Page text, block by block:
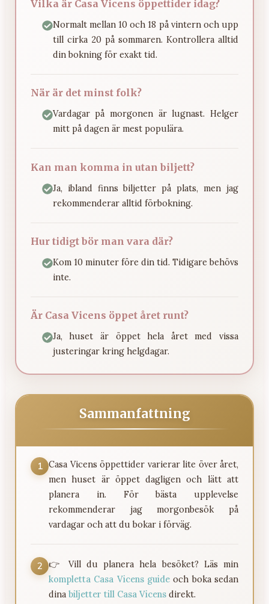
Vilka är Casa Vicens öppettider idag?
Normalt mellan 10 och 18 på vintern och upp
till cirka 20 på sommaren. Kontrollera alltid
din bokning för exakt tid.
När är det minst folk?
Vardagar på morgonen är lugnast. Helger
mitt på dagen är mest populära.
Kan man komma in utan biljett?
Ja, ibland finns biljetter på plats, men jag
rekommenderar alltid förbokning.
Hur tidigt bör man vara där?
Kom 10 minuter före din tid. Tidigare behövs
inte.
Är Casa Vicens öppet året runt?
Ja, huset är öppet hela året med vissa
justeringar kring helgdagar.
Sammanfattning
1 Casa Vicens öppettider varierar lite över året,
men huset är öppet dagligen och lätt att
planera in. För bästa upplevelse
rekommenderar jag morgonbesök på
vardagar och att du bokar i förväg.
2
👉 Vill du planera hela besöket? Läs min
kompletta Casa Vicens guide och boka sedan
dina biljetter till Casa Vicens direkt.